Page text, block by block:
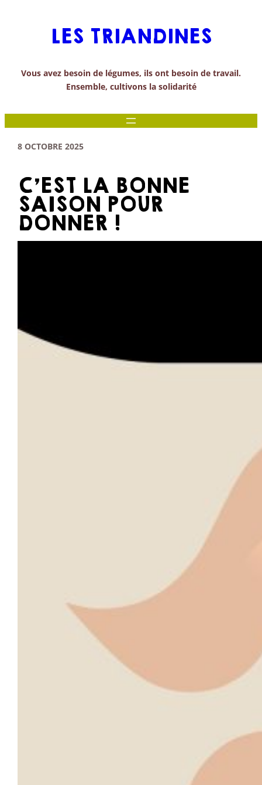
LES TRIANDINES
Vous avez besoin de légumes, ils ont besoin de travail.
Ensemble, cultivons la solidarité
8 OCTOBRE 2025
C’EST LA BONNE
SAISON POUR
DONNER !